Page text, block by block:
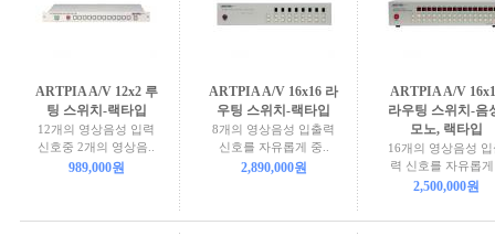
ARTPIA A/V 12x2 루
팅 스위치-랙타입
12개의 영상음성 입력
신호중 2개의 영상음..
989,000원
ARTPIA A/V 16x16 라
우팅 스위치-랙타입
8개의 영상음성 입출력
신호를 자유롭게 중..
2,890,000원
ARTPIA A/V
라우팅 스위치-음
모노, 랙타입
16개의 영상음성 입
력 신호를 자유롭
2,500,000원